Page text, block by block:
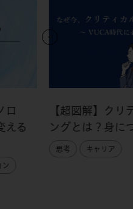
ロ
える
ン
【超図解】クリ
ングとは？身に
思考 キャリア